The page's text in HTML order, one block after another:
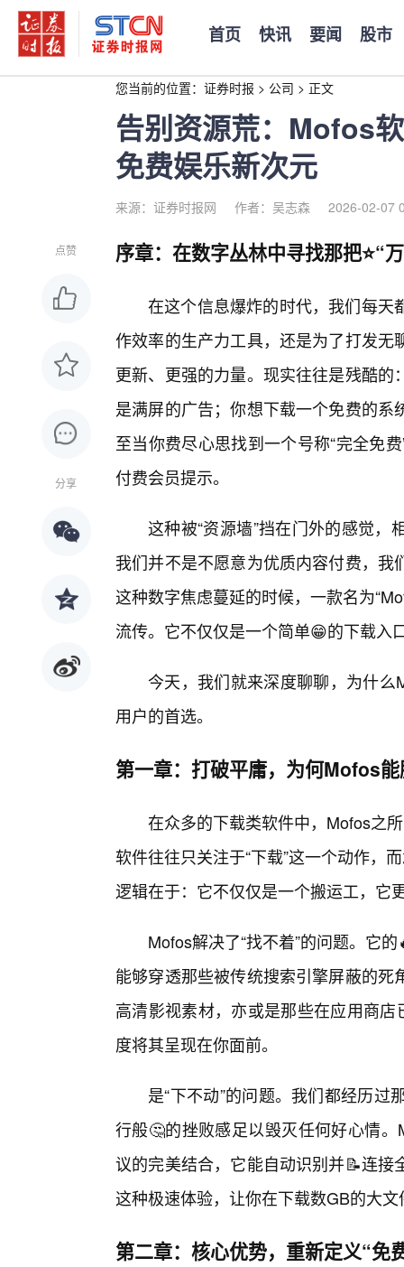
首页 快讯 要闻 股市
您当前的位置： 证券时报 > 公司 > 正文
告别资源荒：Mofos
免费娱乐新次元
来源：证券时报网 作者：吴志森 2026-02-07
点赞
分享
序章：在数字丛林中寻找那把⭐“
在这个信息爆炸的时代，我们每天
作效率的生产力工具，还是为了打发
更新、更强的力量。现实往往是残酷
是满屏的广告；你想下载一个免费的
至当你费尽心思找到一个号称“完全免
付费会员提示。
这种被“资源墙”挡在门外的感觉
我们并不是不愿意为优质内容付费，
这种数字焦虑蔓延的时候，一款名为
流传。它不仅仅是一个简单😁的下载入
今天，我们就来深度聊聊，为什
用户的首选。
第一章：打破平庸，为何Mofos
在众多的下载类软件中，Mofos之
软件往往只关注于“下载”这一个动作，
逻辑在于：它不仅仅是一个搬运工，它
Mofos解决了“找不着”的问题。它
能够穿透那些被传统搜索引擎屏蔽的
高清影视素材，亦或是那些在应用商
度将其呈现在你面前。
是“下不动”的问题。我们都经历
行般🤔的挫败感足以毁灭任何好心情
议的完美结合，它能自动识别并📝连
这种极速体验，让你在下载数GB的大
第二章：核心优势，重新定义“免